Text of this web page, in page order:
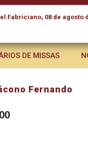
Fabriciano, 08 de agosto
DE MISSAS
Fernando